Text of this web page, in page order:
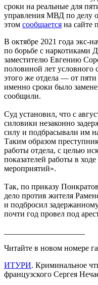
сроки на реальные для
управления МВД по делу
этом сообщается на сайте
В октябре 2021 года экс-
по борьбе с наркотиками
заместителю Евгению
половиной лет
этого же отдела — от
именно сроки было
сообщили.
Суд установил, что с
силовики незаконно
силу и подбрасывали им
Таким образом
работы отдела, с целью
показателей работы в
мероприятий».
Так, по приказу
дело против жителя
и подбросил
почти год провел под
Читайте в новом номере
ИТУРИ. Криминальное
французского Сергея